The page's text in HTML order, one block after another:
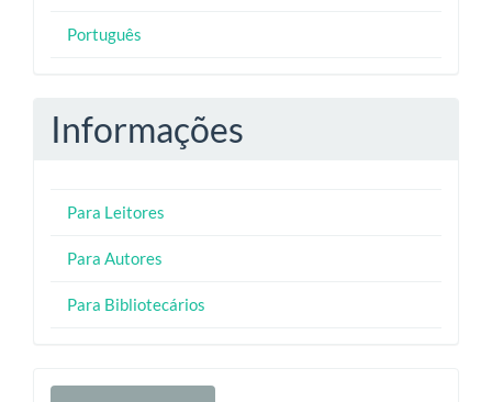
Português
Informações
Para Leitores
Para Autores
Para Bibliotecários
Enviar